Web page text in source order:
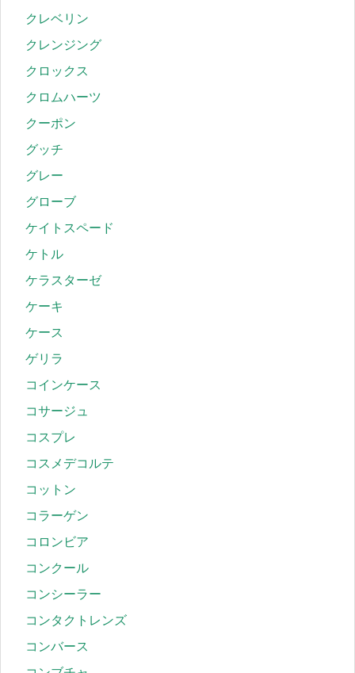
クレベリン
クレンジング
クロックス
クロムハーツ
クーポン
グッチ
グレー
グローブ
ケイトスペード
ケトル
ケラスターゼ
ケーキ
ケース
ゲリラ
コインケース
コサージュ
コスプレ
コスメデコルテ
コットン
コラーゲン
コロンビア
コンクール
コンシーラー
コンタクトレンズ
コンバース